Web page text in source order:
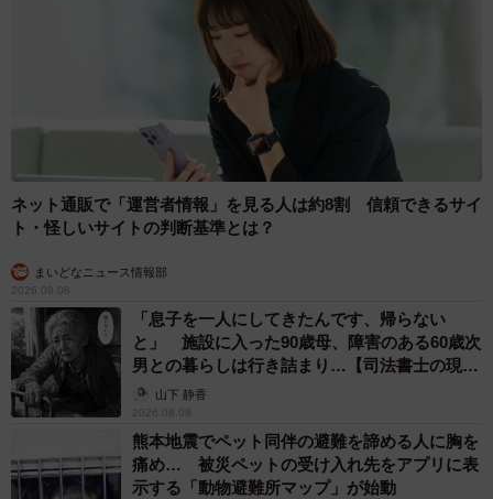
ムキ顔で話題になった普段の華ちゃん（「彩華 柴犬 華ちゃん 3歳」さん
提供）
――美顔ローラーを初体験したという華ちゃん。普段はど
んなワンちゃん？
「お手のときも、ご飯を待てのときも、頭なでてるとき
も、へそ天してるときも終始牙をむき出しです。飼い主に
ネット通販で「運営者情報」を見る人は約8割 信頼できるサイ
ト・怪しいサイトの判断基準とは？
まいどなニュース情報部
2026.08.08
「息子を一人にしてきたんです、帰らない
と」 施設に入った90歳母、障害のある60歳次
男との暮らしは行き詰まり…【司法書士の現場
から】山下 静香
2026.08.08
熊本地震でペット同伴の避難を諦める人に胸を
痛め… 被災ペットの受け入れ先をアプリに表
示する「動物避難所マップ」が始動